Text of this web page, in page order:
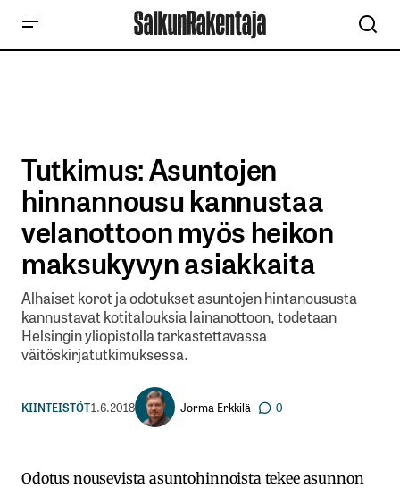
Tutkimus: Asuntojen
hinnannousu kannustaa
velanottoon myös heikon
maksukyvyn asiakkaita
Alhaiset korot ja odotukset asuntojen hintanoususta
kannustavat kotitalouksia lainanottoon, todetaan
Helsingin yliopistolla tarkastettavassa
väitöskirjatutkimuksessa.
KIINTEISTÖT1.6.2018 Jorma Erkkilä 0
Odotus nousevista asuntohinnoista tekee asunnon